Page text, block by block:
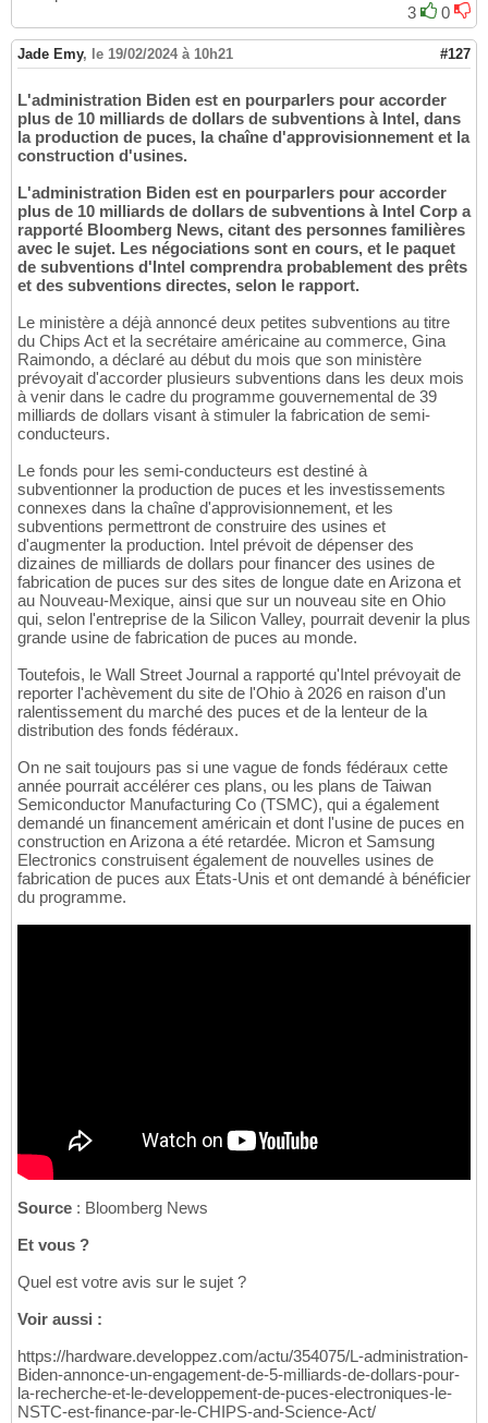
3
0
Jade Emy, le 19/02/2024 à 10h21 #127
L'administration Biden est en pourparlers pour accorder
plus de 10 milliards de dollars de subventions à Intel, dans
la production de puces, la chaîne d'approvisionnement et la
construction d'usines.
L'administration Biden est en pourparlers pour accorder
plus de 10 milliards de dollars de subventions à Intel Corp a
rapporté Bloomberg News, citant des personnes familières
avec le sujet. Les négociations sont en cours, et le paquet
de subventions d'Intel comprendra probablement des prêts
et des subventions directes, selon le rapport.
Le ministère a déjà annoncé deux petites subventions au titre
du Chips Act et la secrétaire américaine au commerce, Gina
Raimondo, a déclaré au début du mois que son ministère
prévoyait d'accorder plusieurs subventions dans les deux mois
à venir dans le cadre du programme gouvernemental de 39
milliards de dollars visant à stimuler la fabrication de semi-
conducteurs.
Le fonds pour les semi-conducteurs est destiné à
subventionner la production de puces et les investissements
connexes dans la chaîne d'approvisionnement, et les
subventions permettront de construire des usines et
d'augmenter la production. Intel prévoit de dépenser des
dizaines de milliards de dollars pour financer des usines de
fabrication de puces sur des sites de longue date en Arizona et
au Nouveau-Mexique, ainsi que sur un nouveau site en Ohio
qui, selon l'entreprise de la Silicon Valley, pourrait devenir la plus
grande usine de fabrication de puces au monde.
Toutefois, le Wall Street Journal a rapporté qu'Intel prévoyait de
reporter l'achèvement du site de l'Ohio à 2026 en raison d'un
ralentissement du marché des puces et de la lenteur de la
distribution des fonds fédéraux.
On ne sait toujours pas si une vague de fonds fédéraux cette
année pourrait accélérer ces plans, ou les plans de Taiwan
Semiconductor Manufacturing Co (TSMC), qui a également
demandé un financement américain et dont l'usine de puces en
construction en Arizona a été retardée. Micron et Samsung
Electronics construisent également de nouvelles usines de
fabrication de puces aux États-Unis et ont demandé à bénéficier
du programme.
Source : Bloomberg News
Et vous ?
Quel est votre avis sur le sujet ?
Voir aussi :
https://hardware.developpez.com/actu/354075/L-administration-
Biden-annonce-un-engagement-de-5-milliards-de-dollars-pour-
la-recherche-et-le-developpement-de-puces-electroniques-le-
NSTC-est-finance-par-le-CHIPS-and-Science-Act/